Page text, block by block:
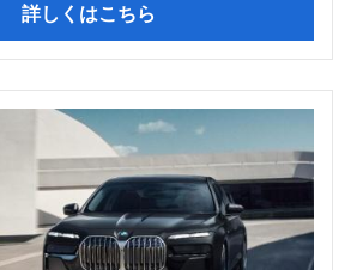
詳しくはこちら